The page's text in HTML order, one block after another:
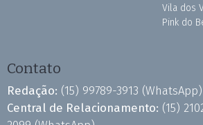
Vila dos
Pink do
Contato
Redação: (15) 99789-3913 (WhatsApp)
Central de Relacionamento: (15)